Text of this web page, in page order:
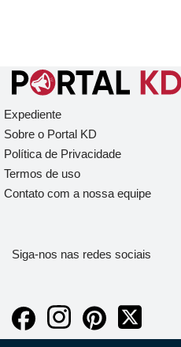
Expediente
Sobre o Portal KD
Política de Privacidade
Termos de uso
Contato com a nossa equipe
Siga-nos nas redes sociais